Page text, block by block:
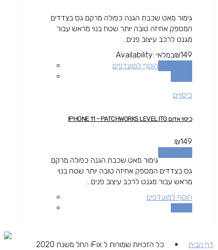
גימור מאט שכבת הגנה כפולה מרקם גס בצדדים
המספק אחיזה טובה יותר שטח בנוי מראש עבור
מגנט לרכב עיצוב פנים...
₪149
Availability: במלאי
הוסף למועדפים
כיסויים
כיסוי אדום IPHONE 11 – PATCHWORKS LEVEL ITG
₪149
גימור מאט שכבת הגנה כפולה מרקם
גס בצדדים המספק אחיזה טובה יותר שטח בנוי
מראש עבור מגנט לרכב עיצוב פנים...
הוסף למועדפים
דף הבית
כל הזכויות שמורות ל iFix החל משנת 2020